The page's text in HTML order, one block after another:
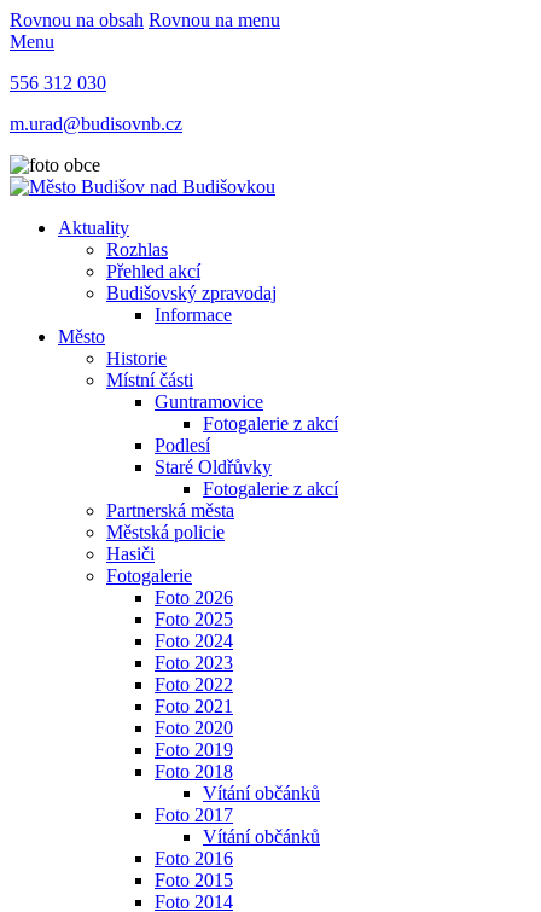
Rovnou na obsah Rovnou na menu
Menu
556 312 030
m.urad@budisovnb.cz
Aktuality
Rozhlas
Přehled akcí
Budišovský zpravodaj
Informace
Město
Historie
Místní části
Guntramovice
Fotogalerie z akcí
Podlesí
Staré Oldřůvky
Fotogalerie z akcí
Partnerská města
Městská policie
Hasiči
Fotogalerie
Foto 2026
Foto 2025
Foto 2024
Foto 2023
Foto 2022
Foto 2021
Foto 2020
Foto 2019
Foto 2018
Vítání občánků
Foto 2017
Vítání občánků
Foto 2016
Foto 2015
Foto 2014